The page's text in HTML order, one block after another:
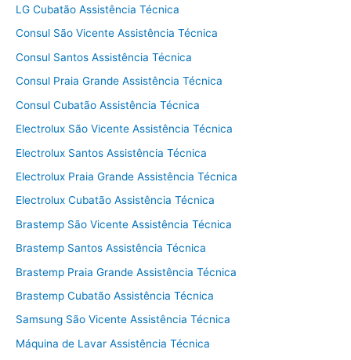
LG Cubatão Assistência Técnica
Consul São Vicente Assistência Técnica
Consul Santos Assistência Técnica
Consul Praia Grande Assistência Técnica
Consul Cubatão Assistência Técnica
Electrolux São Vicente Assistência Técnica
Electrolux Santos Assistência Técnica
Electrolux Praia Grande Assistência Técnica
Electrolux Cubatão Assistência Técnica
Brastemp São Vicente Assistência Técnica
Brastemp Santos Assistência Técnica
Brastemp Praia Grande Assistência Técnica
Brastemp Cubatão Assistência Técnica
Samsung São Vicente Assistência Técnica
Máquina de Lavar Assistência Técnica